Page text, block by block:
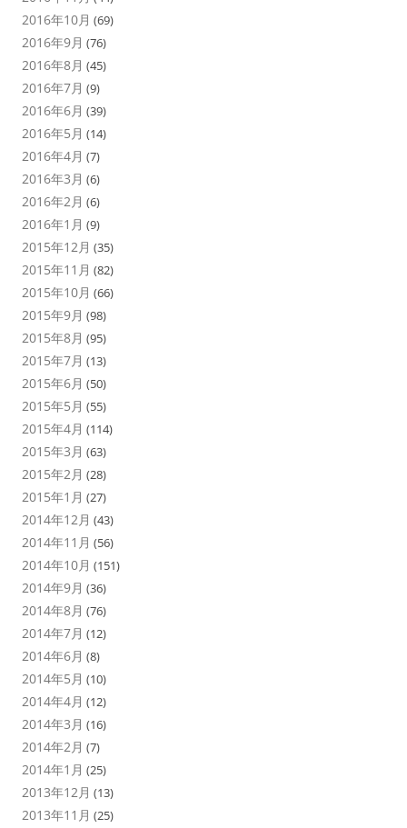
2016年10月 (69)
2016年9月 (76)
2016年8月 (45)
2016年7月 (9)
2016年6月 (39)
2016年5月 (14)
2016年4月 (7)
2016年3月 (6)
2016年2月 (6)
2016年1月 (9)
2015年12月 (35)
2015年11月 (82)
2015年10月 (66)
2015年9月 (98)
2015年8月 (95)
2015年7月 (13)
2015年6月 (50)
2015年5月 (55)
2015年4月 (114)
2015年3月 (63)
2015年2月 (28)
2015年1月 (27)
2014年12月 (43)
2014年11月 (56)
2014年10月 (151)
2014年9月 (36)
2014年8月 (76)
2014年7月 (12)
2014年6月 (8)
2014年5月 (10)
2014年4月 (12)
2014年3月 (16)
2014年2月 (7)
2014年1月 (25)
2013年12月 (13)
2013年11月 (25)